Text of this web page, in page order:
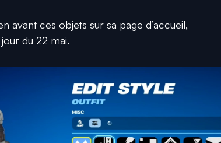
avant ces objets sur sa page d’accueil,
du 22 mai.